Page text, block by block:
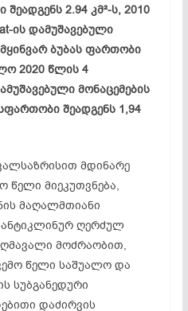
2.94 კმ²-ს, 2010
ის დამუშავებული
ბუბას ფართობი
2020 წლის 4
მონაცემების
შეადგენს 1,94
მდინარე
წელი მიეკუთვნება,
მაღალმთიანი
ღერძულ
მოძრაობით,
წელი საშუალო და
სუბგანედური
დაძირვის